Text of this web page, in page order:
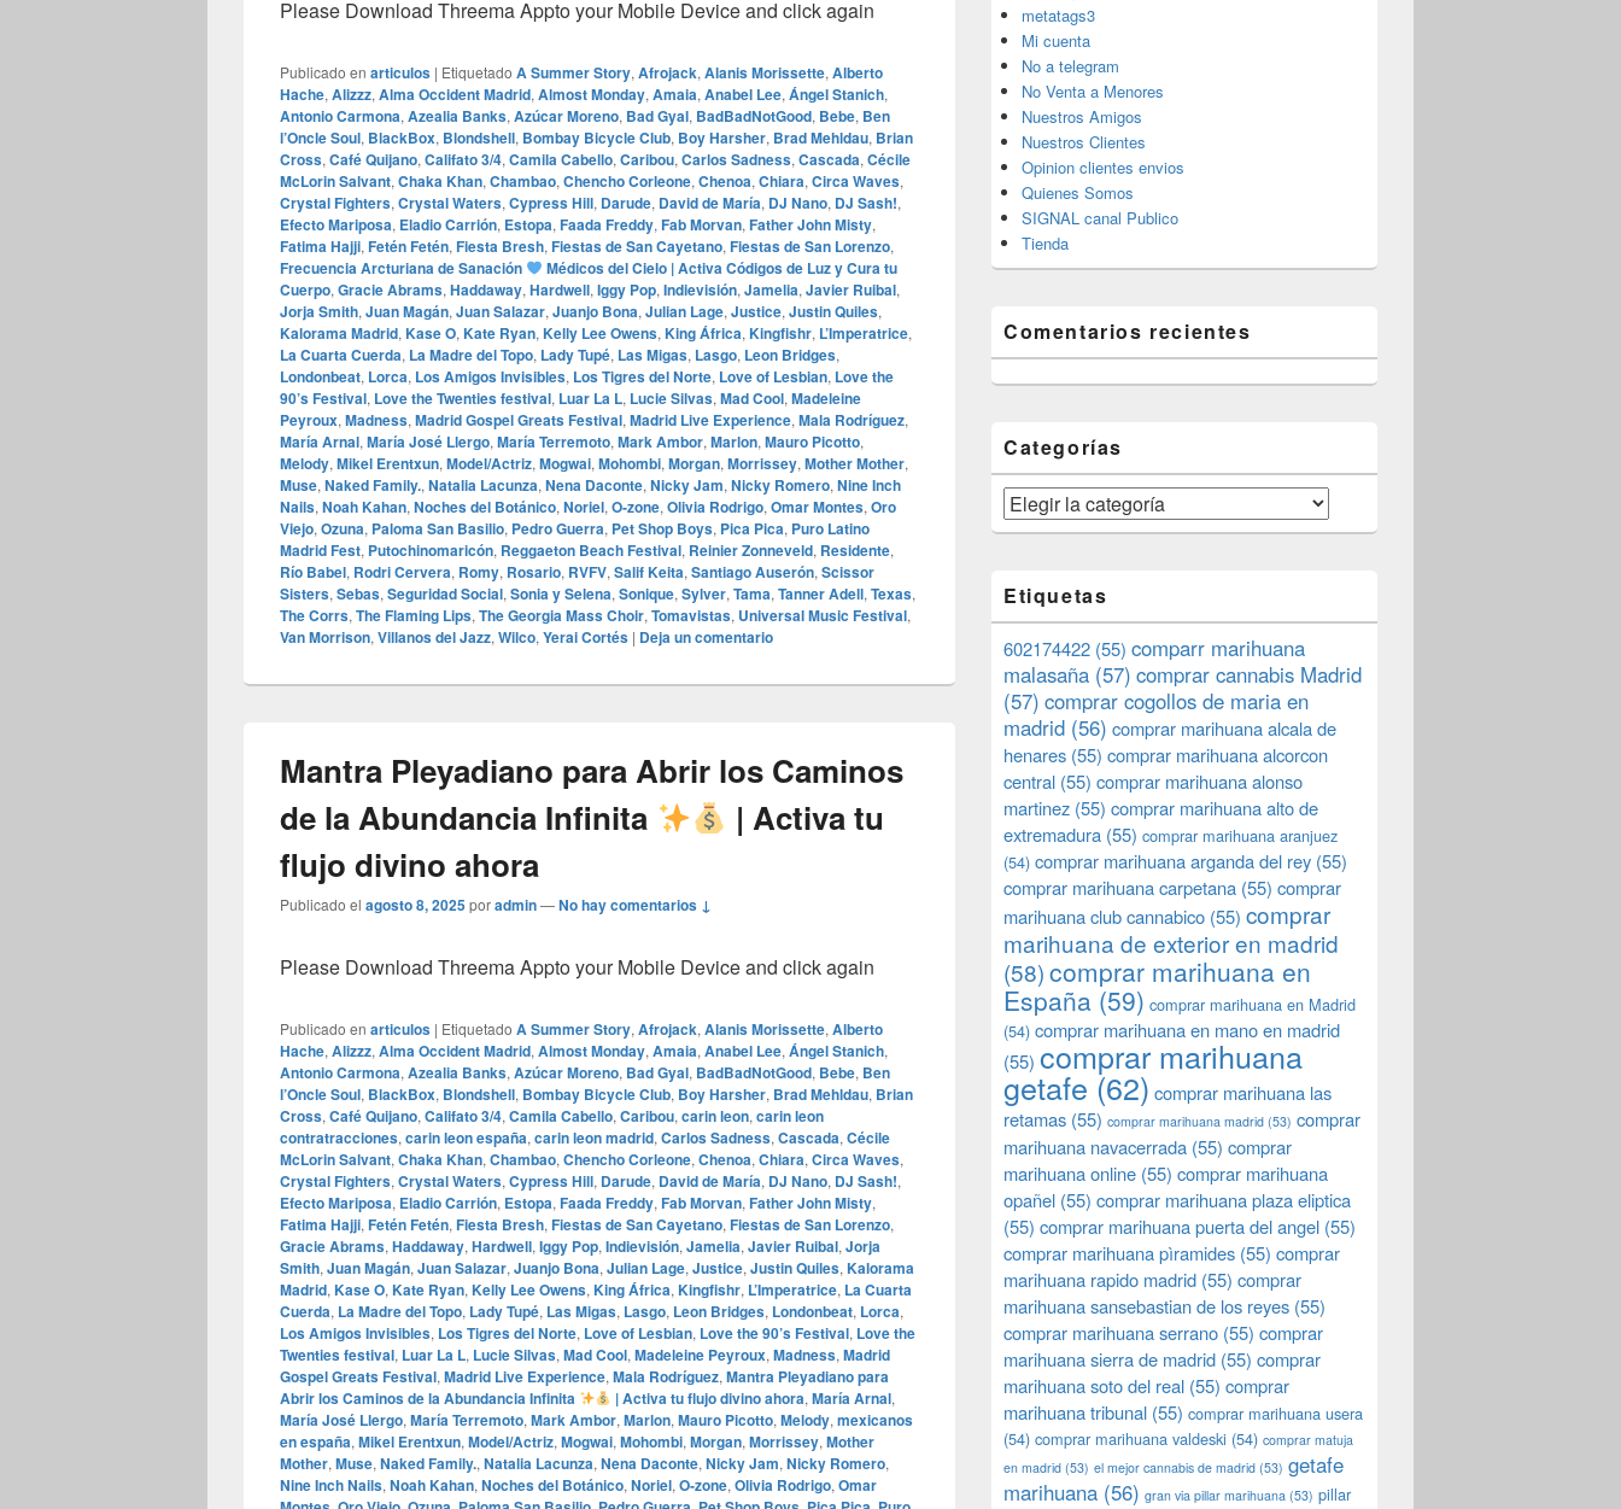
Please Download Threema Appto your Mobile Device and click again
Publicado en articulos | Etiquetado A Summer Story, Afrojack, Alanis Morissette, Alberto
Hache, Alizzz, Alma Occident Madrid, Almost Monday, Amaia, Anabel Lee, Ángel Stanich,
Antonio Carmona, Azealia Banks, Azúcar Moreno, Bad Gyal, BadBadNotGood, Bebe, Ben
l’Oncle Soul, BlackBox, Blondshell, Bombay Bicycle Club, Boy Harsher, Brad Mehldau, Brian
Cross, Café Quijano, Califato 3/4, Camila Cabello, Caribou, Carlos Sadness, Cascada, Cécile
McLorin Salvant, Chaka Khan, Chambao, Chencho Corleone, Chenoa, Chiara, Circa Waves,
Crystal Fighters, Crystal Waters, Cypress Hill, Darude, David de María, DJ Nano, DJ Sash!,
Efecto Mariposa, Eladio Carrión, Estopa, Faada Freddy, Fab Morvan, Father John Misty,
Fatima Hajji, Fetén Fetén, Fiesta Bresh, Fiestas de San Cayetano, Fiestas de San Lorenzo,
Frecuencia Arcturiana de Sanación
Médicos del Cielo | Activa Códigos de Luz y Cura tu
Cuerpo, Gracie Abrams, Haddaway, Hardwell, Iggy Pop, Indievisión, Jamelia, Javier Ruibal,
Jorja Smith, Juan Magán, Juan Salazar, Juanjo Bona, Julian Lage, Justice, Justin Quiles,
Kalorama Madrid, Kase O, Kate Ryan, Kelly Lee Owens, King África, Kingfishr, L’Imperatrice,
La Cuarta Cuerda, La Madre del Topo, Lady Tupé, Las Migas, Lasgo, Leon Bridges,
Londonbeat, Lorca, Los Amigos Invisibles, Los Tigres del Norte, Love of Lesbian, Love the
90’s Festival, Love the Twenties festival, Luar La L, Lucie Silvas, Mad Cool, Madeleine
Peyroux, Madness, Madrid Gospel Greats Festival, Madrid Live Experience, Mala Rodríguez,
María Arnal, María José Llergo, María Terremoto, Mark Ambor, Marlon, Mauro Picotto,
Melody, Mikel Erentxun, Model/Actriz, Mogwai, Mohombi, Morgan, Morrissey, Mother Mother,
Muse, Naked Family., Natalia Lacunza, Nena Daconte, Nicky Jam, Nicky Romero, Nine Inch
Nails, Noah Kahan, Noches del Botánico, Noriel, O‑zone, Olivia Rodrigo, Omar Montes, Oro
Viejo, Ozuna, Paloma San Basilio, Pedro Guerra, Pet Shop Boys, Pica Pica, Puro Latino
Madrid Fest, Putochinomaricón, Reggaeton Beach Festival, Reinier Zonneveld, Residente,
Río Babel, Rodri Cervera, Romy, Rosario, RVFV, Salif Keita, Santiago Auserón, Scissor
Sisters, Sebas, Seguridad Social, Sonia y Selena, Sonique, Sylver, Tama, Tanner Adell, Texas,
The Corrs, The Flaming Lips, The Georgia Mass Choir, Tomavistas, Universal Music Festival,
Van Morrison, Villanos del Jazz, Wilco, Yerai Cortés | Deja un comentario
Mantra Pleyadiano para Abrir los Caminos
de la Abundancia Infinita
| Activa tu
flujo divino ahora
Publicado el agosto 8, 2025poradmin—No hay comentarios ↓
Please Download Threema Appto your Mobile Device and click again
Publicado en articulos | Etiquetado A Summer Story, Afrojack, Alanis Morissette, Alberto
Hache, Alizzz, Alma Occident Madrid, Almost Monday, Amaia, Anabel Lee, Ángel Stanich,
Antonio Carmona, Azealia Banks, Azúcar Moreno, Bad Gyal, BadBadNotGood, Bebe, Ben
l’Oncle Soul, BlackBox, Blondshell, Bombay Bicycle Club, Boy Harsher, Brad Mehldau, Brian
Cross, Café Quijano, Califato 3/4, Camila Cabello, Caribou, carin leon, carin leon
contratracciones, carin leon españa, carin leon madrid, Carlos Sadness, Cascada, Cécile
McLorin Salvant, Chaka Khan, Chambao, Chencho Corleone, Chenoa, Chiara, Circa Waves,
Crystal Fighters, Crystal Waters, Cypress Hill, Darude, David de María, DJ Nano, DJ Sash!,
Efecto Mariposa, Eladio Carrión, Estopa, Faada Freddy, Fab Morvan, Father John Misty,
Fatima Hajji, Fetén Fetén, Fiesta Bresh, Fiestas de San Cayetano, Fiestas de San Lorenzo,
Gracie Abrams, Haddaway, Hardwell, Iggy Pop, Indievisión, Jamelia, Javier Ruibal, Jorja
Smith, Juan Magán, Juan Salazar, Juanjo Bona, Julian Lage, Justice, Justin Quiles, Kalorama
Madrid, Kase O, Kate Ryan, Kelly Lee Owens, King África, Kingfishr, L’Imperatrice, La Cuarta
Cuerda, La Madre del Topo, Lady Tupé, Las Migas, Lasgo, Leon Bridges, Londonbeat, Lorca,
Los Amigos Invisibles, Los Tigres del Norte, Love of Lesbian, Love the 90’s Festival, Love the
Twenties festival, Luar La L, Lucie Silvas, Mad Cool, Madeleine Peyroux, Madness, Madrid
Gospel Greats Festival, Madrid Live Experience, Mala Rodríguez, Mantra Pleyadiano para
Abrir los Caminos de la Abundancia Infinita
| Activa tu flujo divino ahora,María Arnal,
María José Llergo, María Terremoto, Mark Ambor, Marlon, Mauro Picotto, Melody, mexicanos
en españa, Mikel Erentxun, Model/Actriz, Mogwai, Mohombi, Morgan, Morrissey, Mother
Mother, Muse, Naked Family., Natalia Lacunza, Nena Daconte, Nicky Jam, Nicky Romero,
Nine Inch Nails, Noah Kahan, Noches del Botánico, Noriel, O‑zone, Olivia Rodrigo, Omar
metatags3
Mi cuenta
No a telegram
No Venta a Menores
Nuestros Amigos
Nuestros Clientes
Opinion clientes envios
Quienes Somos
SIGNAL canal Publico
Tienda
Comentarios recientes
Categorías
Categorías
Etiquetas
602174422 (55) comparr marihuana
malasaña (57) comprar cannabis Madrid
(57) comprar cogollos de maria en
madrid (56) comprar marihuana alcala de
henares (55) comprar marihuana alcorcon
central (55) comprar marihuana alonso
martinez (55) comprar marihuana alto de
extremadura (55) comprar marihuana aranjuez
(54) comprar marihuana arganda del rey (55)
comprar marihuana carpetana (55) comprar
marihuana club cannabico (55) comprar
marihuana de exterior en madrid
(58)comprar marihuana en
España (59) comprar marihuana en Madrid
(54) comprar marihuana en mano en madrid
(55) comprar marihuana
getafe (62) comprar marihuana las
retamas (55) comprar marihuana madrid (53) comprar
marihuana navacerrada (55) comprar
marihuana online (55) comprar marihuana
opañel (55) comprar marihuana plaza eliptica
(55) comprar marihuana puerta del angel (55)
comprar marihuana pìramides (55) comprar
marihuana rapido madrid (55) comprar
marihuana sansebastian de los reyes (55)
comprar marihuana serrano (55) comprar
marihuana sierra de madrid (55) comprar
marihuana soto del real (55) comprar
marihuana tribunal (55) comprar marihuana usera
(54) comprar marihuana valdeski (54) comprar matuja
en madrid (53) el mejor cannabis de madrid (53) getafe
marihuana (56) gran via pillar marihuana (53) pillar